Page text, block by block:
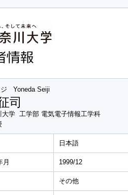
Yoneda Seiji
司
大学 工学部 電気電子情報工学科
日本語
月 1999/12
その他